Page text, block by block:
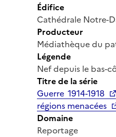
Édifice
Cathédrale Notre-
Producteur
Médiathèque du
Légende
Nef depuis le bas-
Titre de la série
Guerre 1914-1918
régions menacées
Domaine
Reportage